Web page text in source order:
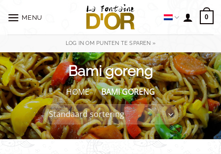
naar
MENU 0
LOG IN OM PUNTEN TE SPAREN »
Bami goreng
HOME / BAMI GORENG